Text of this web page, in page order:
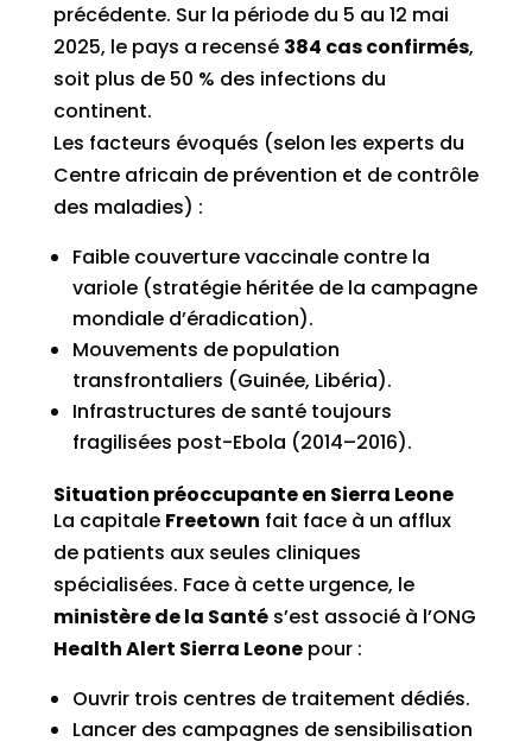
précédente. Sur la période du 5 au 12 mai
2025, le pays a recensé 384 cas confirmés,
soit plus de 50 % des infections du
continent.
Les facteurs évoqués (selon les experts du
Centre africain de prévention et de contrôle
des maladies) :
Faible couverture vaccinale contre la
variole (stratégie héritée de la campagne
mondiale d’éradication).
Mouvements de population
transfrontaliers (Guinée, Libéria).
Infrastructures de santé toujours
fragilisées post-Ebola (2014–2016).
Situation préoccupante en Sierra Leone
La capitale Freetown fait face à un afflux
de patients aux seules cliniques
spécialisées. Face à cette urgence, le
ministère de la Santés’est associé à l’ONG
Health Alert Sierra Leonepour :
Ouvrir trois centres de traitement dédiés.
Lancer des campagnes de sensibilisation